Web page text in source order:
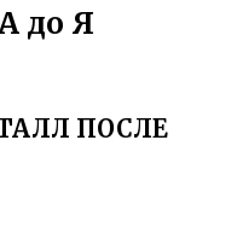
до Я
ПОСЛЕ